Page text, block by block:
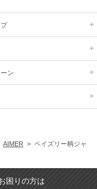
プ
ン
AIMER > ペイズリー柄ジャ
困りの方は